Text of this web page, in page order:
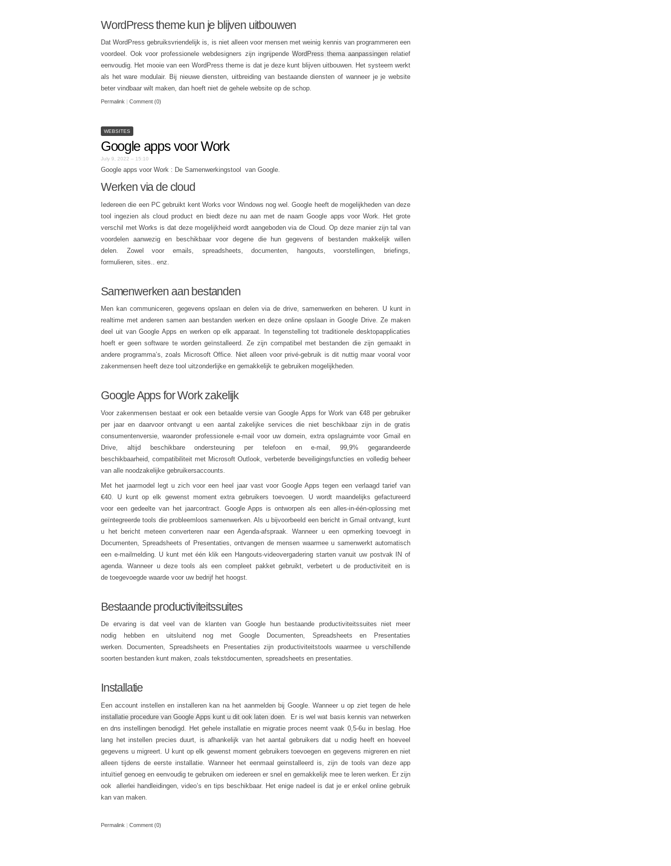
WordPress theme kun je blijven uitbouwen
Dat WordPress gebruiksvriendelijk is, is niet alleen voor mensen met weinig kennis van programmeren een
voordeel. Ook voor professionele webdesigners zijn ingrijpende WordPress thema aanpassingenrelatief
eenvoudig. Het mooie van een WordPress theme is dat je deze kunt blijven uitbouwen. Het systeem werkt
als het ware modulair. Bij nieuwe diensten, uitbreiding van bestaande diensten of wanneer je je website
beter vindbaar wilt maken, dan hoeft niet de gehele website op de schop.
Permalink | Comment (0)
WEBSITES
Google apps voor Work
July 9, 2022 – 15:10
Google apps voor Work : De Samenwerkingstool van Google.
Werken via de cloud
Iedereen die een PC gebruikt kent Works voor Windows nog wel. Google heeft de mogelijkheden van deze
tool ingezien als cloud product en biedt deze nu aan met de naam Google apps voor Work. Het grote
verschil met Works is dat deze mogelijkheid wordt aangeboden via de Cloud. Op deze manier zijn tal van
voordelen aanwezig en beschikbaar voor degene die hun gegevens of bestanden makkelijk willen
delen. Zowel voor emails, spreadsheets, documenten, hangouts, voorstellingen, briefings,
formulieren, sites.. enz.
Samenwerken aan bestanden
Men kan communiceren, gegevens opslaan en delen via de drive, samenwerken en beheren. U kunt in
realtime met anderen samen aan bestanden werken en deze online opslaan in Google Drive. Ze maken
deel uit van Google Apps en werken op elk apparaat. In tegenstelling tot traditionele desktopapplicaties
hoeft er geen software te worden geïnstalleerd. Ze zijn compatibel met bestanden die zijn gemaakt in
andere programma’s, zoals Microsoft Office. Niet alleen voor privé-gebruik is dit nuttig maar vooral voor
zakenmensen heeft deze tool uitzonderlijke en gemakkelijk te gebruiken mogelijkheden.
Google Apps for Work zakelijk
Voor zakenmensen bestaat er ook een betaalde versie van Google Apps for Work van €48 per gebruiker
per jaar en daarvoor ontvangt u een aantal zakelijke services die niet beschikbaar zijn in de gratis
consumentenversie, waaronder professionele e-mail voor uw domein, extra opslagruimte voor Gmail en
Drive, altijd beschikbare ondersteuning per telefoon en e-mail, 99,9% gegarandeerde
beschikbaarheid, compatibiliteit met Microsoft Outlook, verbeterde beveiligingsfuncties en volledig beheer
van alle noodzakelijke gebruikersaccounts.
Met het jaarmodel legt u zich voor een heel jaar vast voor Google Apps tegen een verlaagd tarief van
€40. U kunt op elk gewenst moment extra gebruikers toevoegen. U wordt maandelijks gefactureerd
voor een gedeelte van het jaarcontract. Google Apps is ontworpen als een alles-in-één-oplossing met
geïntegreerde tools die probleemloos samenwerken. Als u bijvoorbeeld een bericht in Gmail ontvangt, kunt
u het bericht meteen converteren naar een Agenda-afspraak. Wanneer u een opmerking toevoegt in
Documenten, Spreadsheets of Presentaties, ontvangen de mensen waarmee u samenwerkt automatisch
een e-mailmelding. U kunt met één klik een Hangouts-videovergadering starten vanuit uw postvak IN of
agenda. Wanneer u deze tools als een compleet pakket gebruikt, verbetert u de productiviteit en is
de toegevoegde waarde voor uw bedrijf het hoogst.
Bestaande productiviteitssuites
De ervaring is dat veel van de klanten van Google hun bestaande productiviteitssuites niet meer
nodig hebben en uitsluitend nog met Google Documenten, Spreadsheets en Presentaties
werken. Documenten, Spreadsheets en Presentaties zijn productiviteitstools waarmee u verschillende
soorten bestanden kunt maken, zoals tekstdocumenten, spreadsheets en presentaties.
Installatie
Een account instellen en installeren kan na het aanmelden bij Google. Wanneer u op ziet tegen de hele
installatie procedure van Google Apps kunt u dit ook laten doen. Er is wel wat basis kennis van netwerken
en dns instellingen benodigd. Het gehele installatie en migratie proces neemt vaak 0,5-6u in beslag. Hoe
lang het instellen precies duurt, is afhankelijk van het aantal gebruikers dat u nodig heeft en hoeveel
gegevens u migreert. U kunt op elk gewenst moment gebruikers toevoegen en gegevens migreren en niet
alleen tijdens de eerste installatie. Wanneer het eenmaal geinstalleerd is, zijn de tools van deze app
intuïtief genoeg en eenvoudig te gebruiken om iedereen er snel en gemakkelijk mee te leren werken. Er zijn
ook allerlei handleidingen, video’s en tips beschikbaar. Het enige nadeel is dat je er enkel online gebruik
kan van maken.
Permalink | Comment (0)